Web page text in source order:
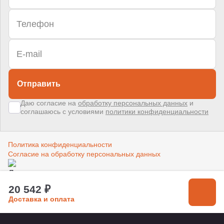
20 542 ₽
Доставка и оплата
Политика конфиденциальности
Согласие на обработку персональных данных
помогаем продвигать и продавать
Отправить
Даю согласие на обработку персональных данных и
соглашаюсь с условиями политики конфиденциальности